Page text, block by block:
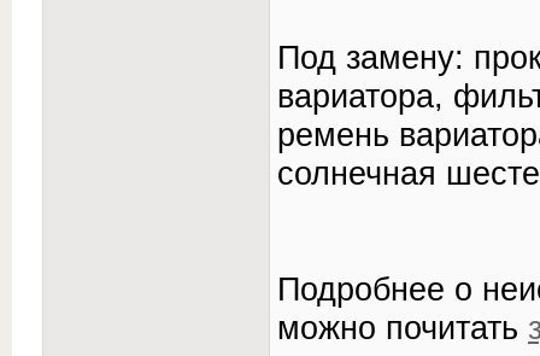
Под замену:
вариатора,
ремень
солнечная
Подробнее о
можно почитать